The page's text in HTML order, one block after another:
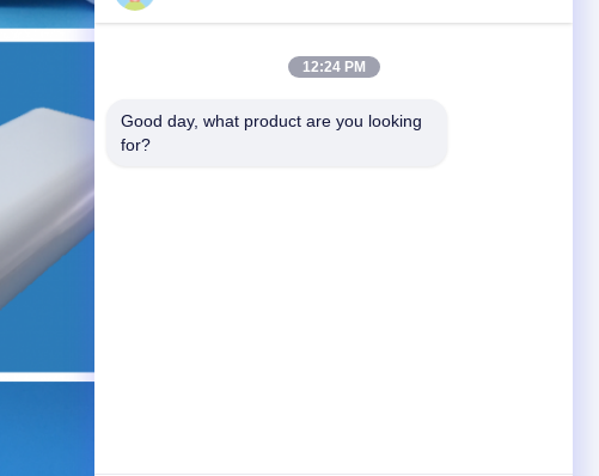
12:24 PM
Good day, what product are you looking
for?